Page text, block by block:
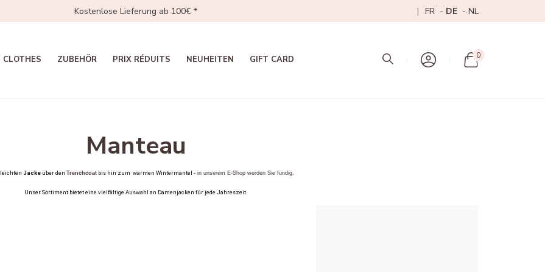
Kostenlose Lieferung ab 100€ * FR DE NL
CLOTHES ZUBEHÖR PRIX RÉDUITS NEUHEITEN GIFT CARD Mon panier
0
Manteau
leichten Jacke über den Trenchcoat bis hin zum warmen Wintermantel - in unserem E-Shop werden Sie fündig.
Unser Sortiment bietet eine vielfältige Auswahl an Damenjacken für jede Jahreszeit.